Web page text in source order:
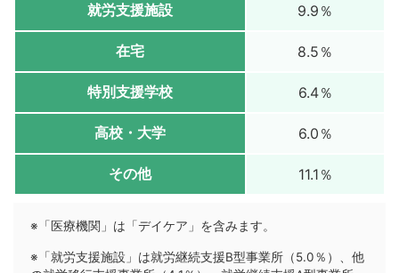
就労支援施設 9.9％
在宅 8.5％
特別支援学校 6.4％
高校・大学 6.0％
その他 11.1％
※「医療機関」は「デイケア」を含みます。
※「就労支援施設」は就労継続支援B型事業所（5.0％）、他